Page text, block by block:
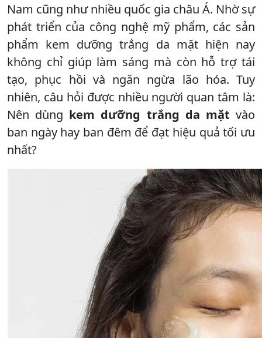
Nam cũng như nhiều quốc gia châu Á. Nhờ sự
phát triển của công nghệ mỹ phẩm, các sản
phẩm kem dưỡng trắng da mặt hiện nay
không chỉ giúp làm sáng mà còn hỗ trợ tái
tạo, phục hồi và ngăn ngừa lão hóa. Tuy
nhiên, câu hỏi được nhiều người quan tâm là:
Nên dùng kem dưỡng trắng da mặtvào
ban ngày hay ban đêm để đạt hiệu quả tối ưu
nhất?